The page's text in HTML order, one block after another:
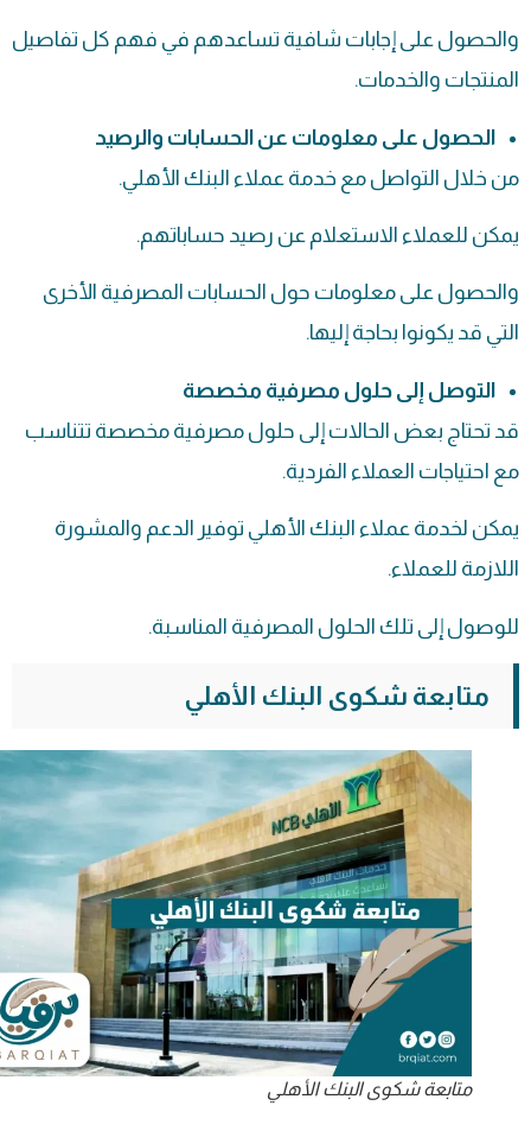
والحصول على إجابات شافية تساعدهم في فهم كل تفاصيل
المنتجات والخدمات.
الحصول على معلومات عن الحسابات والرصيد
من خلال التواصل مع خدمة عملاء البنك الأهلي.
يمكن للعملاء الاستعلام عن رصيد حساباتهم.
والحصول على معلومات حول الحسابات المصرفية الأخرى
التي قد يكونوا بحاجة إليها.
التوصل إلى حلول مصرفية مخصصة
قد تحتاج بعض الحالات إلى حلول مصرفية مخصصة تتناسب
مع احتياجات العملاء الفردية.
يمكن لخدمة عملاء البنك الأهلي توفير الدعم والمشورة
اللازمة للعملاء.
للوصول إلى تلك الحلول المصرفية المناسبة.
متابعة شكوى البنك الأهلي
متابعة شكوى البنك الأهلي